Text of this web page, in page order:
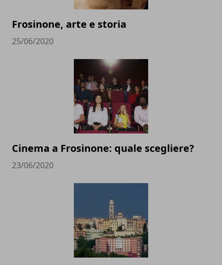
Frosinone, arte e storia
25/06/2020
Cinema a Frosinone: quale scegliere?
23/06/2020